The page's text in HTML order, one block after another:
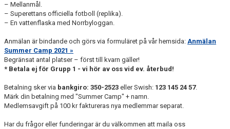
– Mellanmål.
– Superettans officiella fotboll (replika).
– En vattenflaska med Norrbyloggan.
Anmälan är bindande och görs via formuläret på vår hemsida: Anmälan
Summer Camp 2021 »
Begränsat antal platser – först till kvarn gäller!
* Betala ej för Grupp 1 - vi hör av oss vid ev. återbud!
Betalning sker via bankgiro: 350-2523 eller Swish: 123 145 24 57.
Märk din betalning med "Summer Camp" + namn.
Medlemsavgift på 100 kr faktureras nya medlemmar separat.
Har du frågor eller funderingar är du välkommen att maila oss